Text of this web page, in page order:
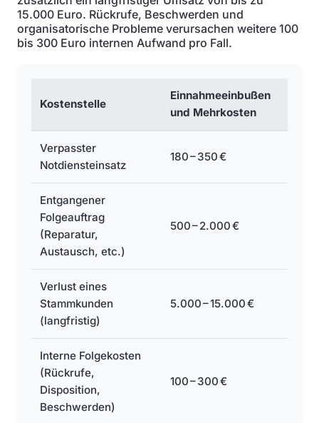
15.000 Euro. Rückrufe, Beschwerden und
organisatorische Probleme verursachen weitere 100
bis 300 Euro internen Aufwand pro Fall.
Kostenstelle
Einnahmeeinbußen
und Mehrkosten
Verpasster
Notdiensteinsatz
180 – 350 €
Entgangener
Folgeauftrag
(Reparatur,
Austausch, etc.)
500 – 2.000 €
Verlust eines
Stammkunden
(langfristig)
5.000 – 15.000 €
Interne Folgekosten
(Rückrufe,
Disposition,
Beschwerden)
100 – 300 €